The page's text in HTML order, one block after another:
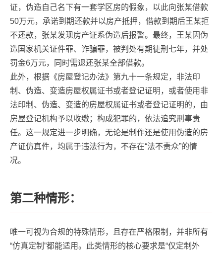
证，伪造自己名下有一套学区房的假象，以此向张某借款
50万元，承诺到期还款并以房产抵押，借款到期后王某拒
不还款，张某发现房产证系伪造后报警。最终，王某因伪
造国家机关证件罪、诈骗罪，被判处有期徒刑七年，并处
罚金6万元，同时需退还张某全部借款。
此外，根据《房屋登记办法》第九十一条规定，非法印
制、伪造、变造房屋权属证书或者登记证明，或者使用非
法印制、伪造、变造的房屋权属证书或者登记证明的，由
房屋登记机构予以收缴；构成犯罪的，依法追究刑事责
任。这一规定进一步明确，无论是制作还是使用伪造的房
产证仿真件，均属于违法行为，不存在“法不责众”的情
况。
第二种情形：
唯一可视为合规的特殊情形，且存在严格限制，并非所有
“仿真定制”都能适用。此类情形的核心要求是“仅定制外